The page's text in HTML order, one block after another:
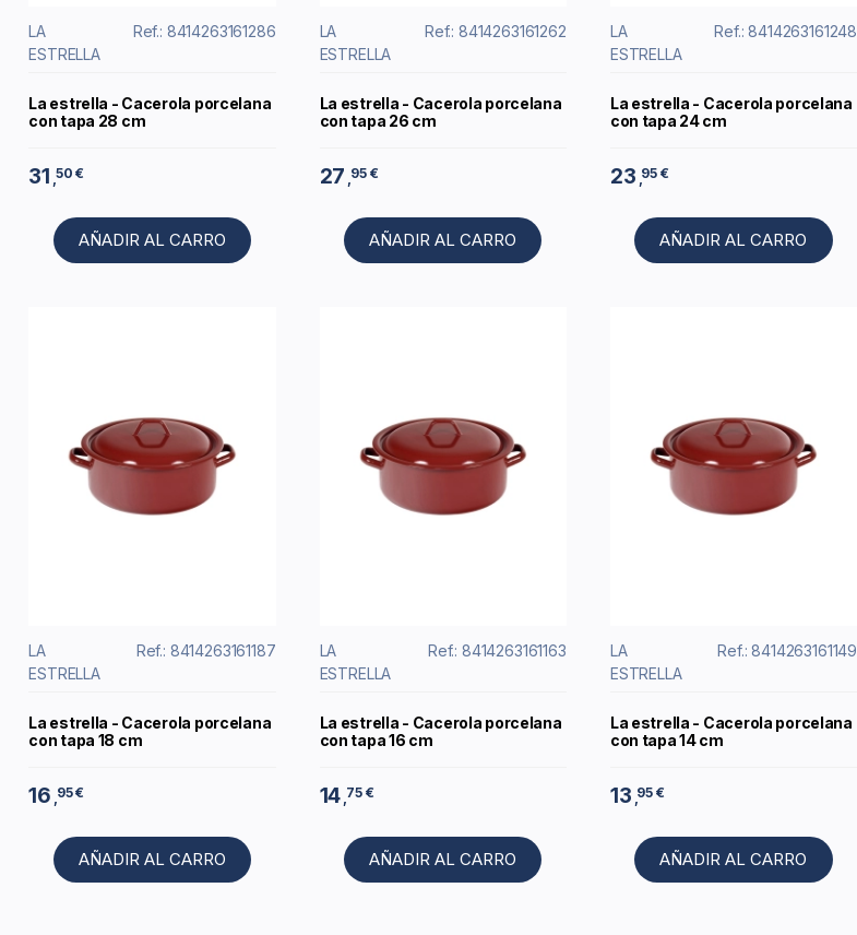
LA
ESTRELLA
Ref.: 8414263161286
La estrella - Cacerola porcelana
con tapa 28 cm
31 ,50 €
AÑADIR AL CARRO
LA
ESTRELLA
Ref.: 8414263161262
La estrella - Cacerola porcelana
con tapa 26 cm
27 ,95 €
AÑADIR AL CARRO
LA
ESTRELLA
Ref.: 8414263161248
La estrella - Cacerola porcelana
con tapa 24 cm
23 ,95 €
AÑADIR AL CARRO
LA
ESTRELLA
Ref.: 8414263161187
La estrella - Cacerola porcelana
con tapa 18 cm
16 ,95 €
AÑADIR AL CARRO
LA
ESTRELLA
Ref.: 8414263161163
La estrella - Cacerola porcelana
con tapa 16 cm
14 ,75 €
AÑADIR AL CARRO
LA
ESTRELLA
Ref.: 8414263161149
La estrella - Cacerola porcelana
con tapa 14 cm
13 ,95 €
AÑADIR AL CARRO